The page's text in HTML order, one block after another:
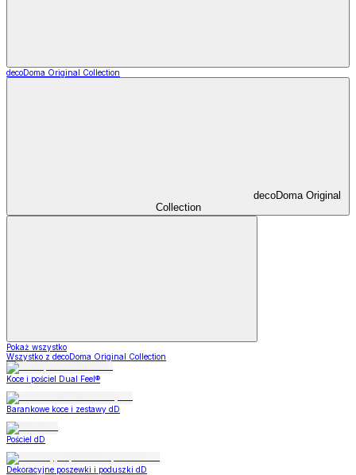
decoDoma Original Collection
decoDoma Original
Collection
Pokaż wszystko
Wszystko z decoDoma Original Collection
Koce i pościel Dual Feel®
Barankowe koce i zestawy dD
Pościel dD
Dekoracyjne poszewki i poduszki dD